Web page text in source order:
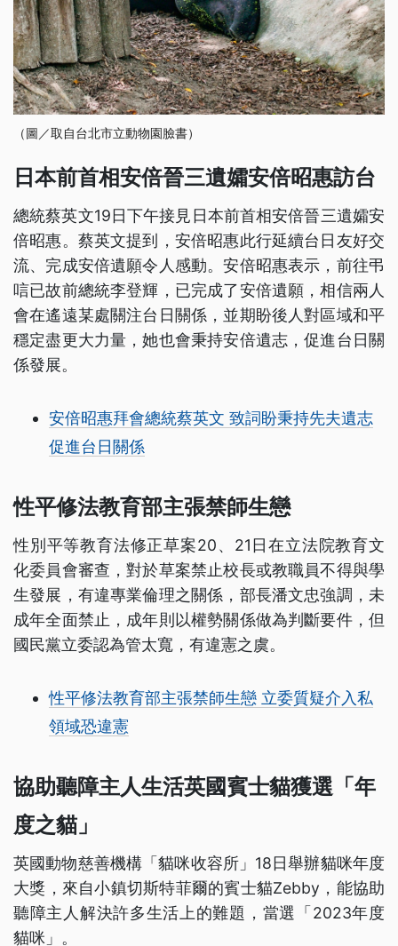
（圖／取自台北市立動物園臉書）
日本前首相安倍晉三遺孀安倍昭惠訪台
總統蔡英文19日下午接見日本前首相安倍晉三遺孀安
倍昭惠。蔡英文提到，安倍昭惠此行延續台日友好交
流、完成安倍遺願令人感動。安倍昭惠表示，前往弔
唁已故前總統李登輝，已完成了安倍遺願，相信兩人
會在遙遠某處關注台日關係，並期盼後人對區域和平
穩定盡更大力量，她也會秉持安倍遺志，促進台日關
係發展。
安倍昭惠拜會總統蔡英文 致詞盼秉持先夫遺志
促進台日關係
性平修法教育部主張禁師生戀
性別平等教育法修正草案20、21日在立法院教育文
化委員會審查，對於草案禁止校長或教職員不得與學
生發展，有違專業倫理之關係，部長潘文忠強調，未
成年全面禁止，成年則以權勢關係做為判斷要件，但
國民黨立委認為管太寬，有違憲之虞。
性平修法教育部主張禁師生戀 立委質疑介入私
領域恐違憲
協助聽障主人生活英國賓士貓獲選「年
度之貓」
英國動物慈善機構「貓咪收容所」18日舉辦貓咪年度
大獎，來自小鎮切斯特菲爾的賓士貓Zebby，能協助
聽障主人解決許多生活上的難題，當選「2023年度
貓咪」。